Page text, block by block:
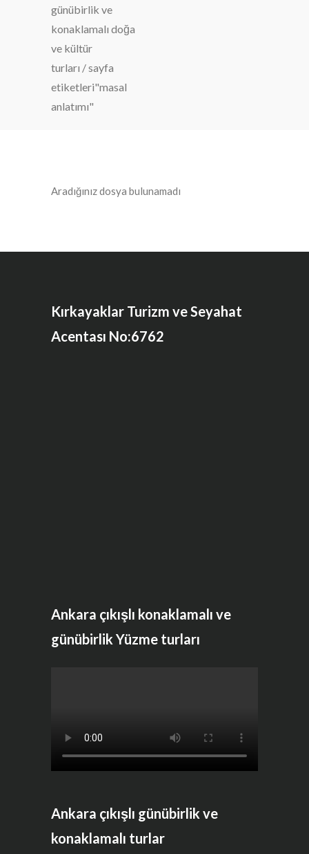
günübirlik ve
konaklamalı doğa
ve kültür
turları /sayfa
etiketleri"masal
anlatımı"
Aradığınız dosya bulunamadı
Kırkayaklar Turizm ve Seyahat
Acentası No:6762
Ankara çıkışlı konaklamalı ve
günübirlik Yüzme turları
Ankara çıkışlı günübirlik ve
konaklamalı turlar